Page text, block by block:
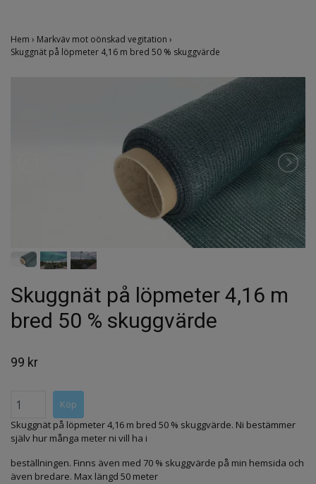
Hem › Markväv mot oönskad vegitation ›
Skuggnät på löpmeter 4,16 m bred 50 % skuggvärde
Skuggnät på löpmeter 4,16 m
bred 50 % skuggvärde
99 kr
Skuggnät på löpmeter 4,16 m bred 50 % skuggvärde. Ni bestämmer
själv hur många meter ni vill ha i
beställningen. Finns även med 70 % skuggvärde på min hemsida och
även bredare. Max längd 50 meter